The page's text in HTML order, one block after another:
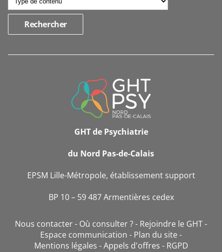
INFORMATIONS
GHT de Psychiatrie
du Nord Pas-de-Calais
EPSM Lille-Métropole, établissement support
BP 10 – 59 487 Armentières cedex
Nous contacter Où consulter ?
Rejoindre le GHT
Espace communication
Plan du site
Mentions légales
Appels d'offres RGPD